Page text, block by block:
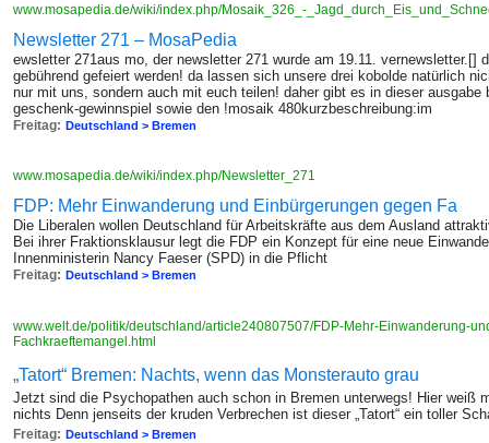
www.mosapedia.de/wiki/index.php/Mosaik_326_-
Newsletter 271 – MosaPedia
ewsletter 271aus mo, der newsletter 271 wurde am 19.11. vernewsletter.[]
gebührend gefeiert werden! da lassen sich unsere drei kobolde natürlich
nur mit uns, sondern auch mit euch teilen! daher gibt es in dieser
geschenk-gewinnspiel sowie den !mosaik 480kurzbeschreibung:im
Freitag: Deutschland > Bremen
www.mosapedia.de/wiki/index.php/Newsletter_271
FDP: Mehr Einwanderung und Einbürgerungen gegen Fa
Die Liberalen wollen Deutschland für Arbeitskräfte aus dem Ausland
Bei ihrer Fraktionsklausur legt die FDP ein Konzept für eine neue
Innenministerin Nancy Faeser (SPD) in die Pflicht
Freitag: Deutschland > Bremen
www.welt.de/politik/deutschland/article240807507/FDP-Mehr-Einwanderung-
Fachkraeftemangel.html
„Tatort“ Bremen: Nachts, wenn das Monsterauto grau
Jetzt sind die Psychopathen auch schon in Bremen unterwegs! Hier weiß
nichts Denn jenseits der kruden Verbrechen ist dieser „Tatort“ ein toller
Freitag: Deutschland > Bremen